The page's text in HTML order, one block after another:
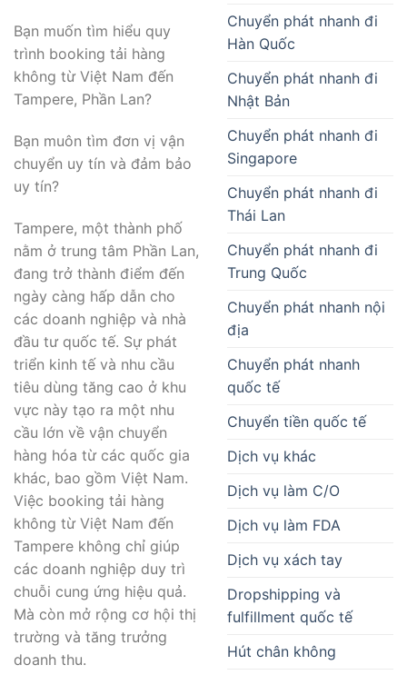
Bạn muốn tìm hiểu quy
trình booking tải hàng
không từ Việt Nam đến
Tampere, Phần Lan?
Bạn muôn tìm đơn vị vận
chuyển uy tín và đảm bảo
uy tín?
Tampere, một thành phố
nằm ở trung tâm Phần Lan,
đang trở thành điểm đến
ngày càng hấp dẫn cho
các doanh nghiệp và nhà
đầu tư quốc tế. Sự phát
triển kinh tế và nhu cầu
tiêu dùng tăng cao ở khu
vực này tạo ra một nhu
cầu lớn về vận chuyển
hàng hóa từ các quốc gia
khác, bao gồm Việt Nam.
Việc booking tải hàng
không từ Việt Nam đến
Tampere không chỉ giúp
các doanh nghiệp duy trì
chuỗi cung ứng hiệu quả.
Mà còn mở rộng cơ hội thị
trường và tăng trưởng
doanh thu.
Chuyển phát nhanh đi
Hàn Quốc
Chuyển phát nhanh đi
Nhật Bản
Chuyển phát nhanh đi
Singapore
Chuyển phát nhanh đi
Thái Lan
Chuyển phát nhanh đi
Trung Quốc
Chuyển phát nhanh nội
địa
Chuyển phát nhanh
quốc tế
Chuyển tiền quốc tế
Dịch vụ khác
Dịch vụ làm C/O
Dịch vụ làm FDA
Dịch vụ xách tay
Dropshipping và
fulfillment quốc tế
Hút chân không